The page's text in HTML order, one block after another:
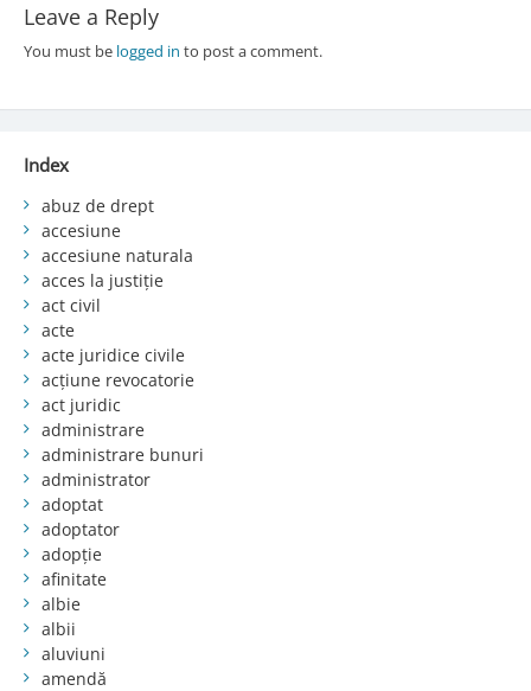
Leave a Reply
You must be logged in to post a comment.
Index
abuz de drept
accesiune
accesiune naturala
acces la justiție
act civil
acte
acte juridice civile
acțiune revocatorie
act juridic
administrare
administrare bunuri
administrator
adoptat
adoptator
adopție
afinitate
albie
albii
aluviuni
amendă